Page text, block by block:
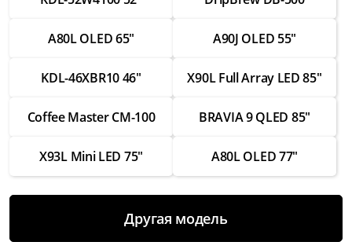
от 3 000 ₽
от 2 500 ₽
Замена Wi-Fi модуля
Замена экрана
Замена разъемов HDMI
A80L OLED 65" A90J OLED 55"
KDL-46XBR10 46" X90L Full Array LED 85"
Coffee Master CM-100 BRAVIA 9 QLED 85"
X93L Mini LED 75" A80L OLED 77"
Другая модель